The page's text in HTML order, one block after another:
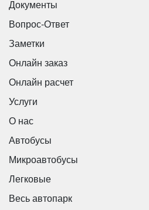
Документы
Вопрос-Ответ
Заметки
Онлайн заказ
Онлайн расчет
Услуги
О нас
Автобусы
Микроавтобусы
Легковые
Весь автопарк